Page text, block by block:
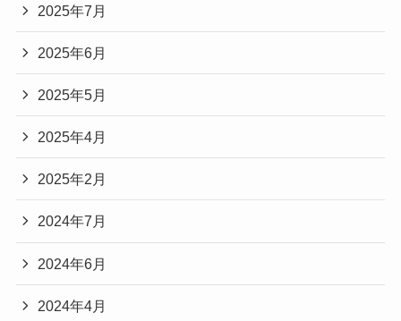
2025年7月
2025年6月
2025年5月
2025年4月
2025年2月
2024年7月
2024年6月
2024年4月